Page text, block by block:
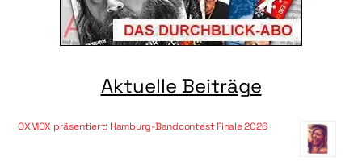
Aktuelle Beiträge
OXMOX präsentiert: Hamburg-Bandcontest Finale 2026